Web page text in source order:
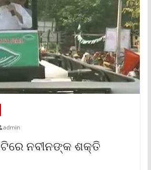
admin
ନବୀନଙ୍କ ଶକ୍ତି